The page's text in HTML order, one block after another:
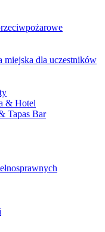
miejska dla uczestników
& Hotel
Tapas Bar